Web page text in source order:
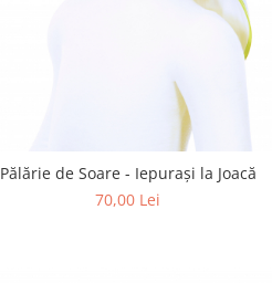
Pălărie de Soare - Iepurași la Joacă
70,00 Lei